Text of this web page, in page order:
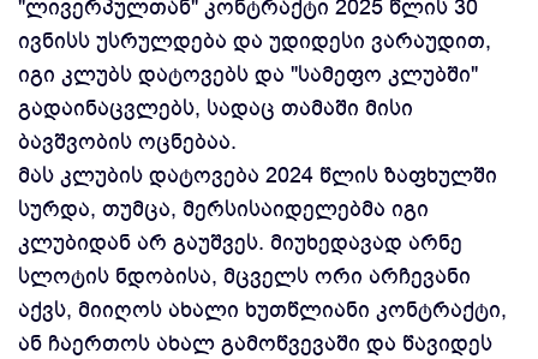
"ლივერპულთან" კონტრაქტი 2025 წლის 30
ივნისს უსრულდება და უდიდესი ვარაუდით,
იგი კლუბს დატოვებს და "სამეფო კლუბში"
გადაინაცვლებს, სადაც თამაში მისი
ბავშვობის ოცნებაა.
მას კლუბის დატოვება 2024 წლის ზაფხულში
სურდა, თუმცა, მერსისაიდელებმა იგი
კლუბიდან არ გაუშვეს. მიუხედავად არნე
სლოტის ნდობისა, მცველს ორი არჩევანი
აქვს, მიიღოს ახალი ხუთწლიანი კონტრაქტი,
ან ჩაერთოს ახალ გამოწვევაში და წავიდეს